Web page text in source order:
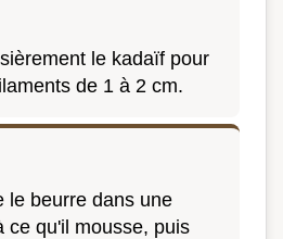
le kadaïf pour
de 1 à 2 cm.
le beurre dans une
ce qu'il mousse, puis